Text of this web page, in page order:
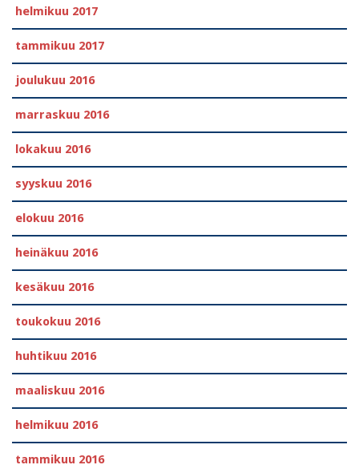
helmikuu 2017
tammikuu 2017
joulukuu 2016
marraskuu 2016
lokakuu 2016
syyskuu 2016
elokuu 2016
heinäkuu 2016
kesäkuu 2016
toukokuu 2016
huhtikuu 2016
maaliskuu 2016
helmikuu 2016
tammikuu 2016